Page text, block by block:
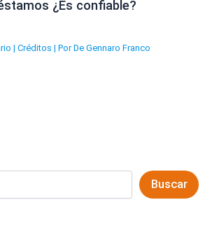
¿Es confiable?
| Créditos | Por De Gennaro Franco
Buscar